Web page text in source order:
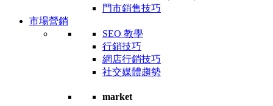
門市銷售技巧
市場營銷
SEO 教學
行銷技巧
網店行銷技巧
社交媒體趨勢
market